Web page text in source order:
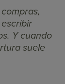
Y cuando
suele